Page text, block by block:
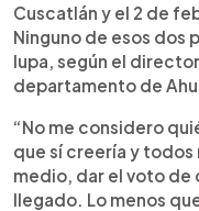
Cuscatlán y el 2 de
Ninguno de esos dos
lupa, según el
departamento de
“No me considero
que sí creería y todos
medio, dar el voto de
llegado. Lo menos